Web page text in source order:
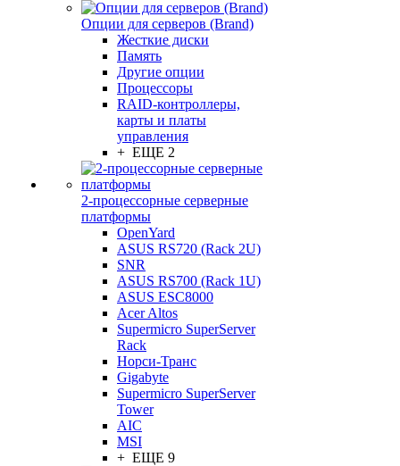
Опции для серверов (Brand)
Жесткие диски
Память
Другие опции
Процессоры
RAID-контроллеры,
карты и платы
управления
+ ЕЩЕ 2
2-процессорные серверные
платформы
OpenYard
ASUS RS720 (Rack 2U)
SNR
ASUS RS700 (Rack 1U)
ASUS ESC8000
Acer Altos
Supermicro SuperServer
Rack
Норси-Транс
Gigabyte
Supermicro SuperServer
Tower
AIC
MSI
+ ЕЩЕ 9